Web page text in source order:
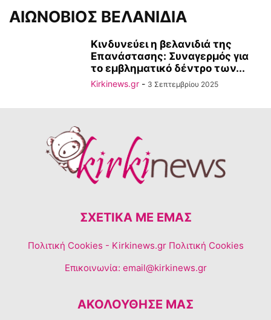
ΑΙΩΝΟΒΙΟΣ ΒΕΛΑΝΙΔΙΑ
Κινδυνεύει η βελανιδιά της
Επανάστασης: Συναγερμός για
το εμβληματικό δέντρο των...
Kirkinews.gr - 3 Σεπτεμβρίου 2025
ΣΧΕΤΙΚΆ ΜΕ ΕΜΆΣ
Πολιτική Cookies - Kirkinews.gr Πολιτική Cookies
Επικοινωνία: email@kirkinews.gr
ΑΚΟΛΟΥΘΗΣΕ ΜΑΣ